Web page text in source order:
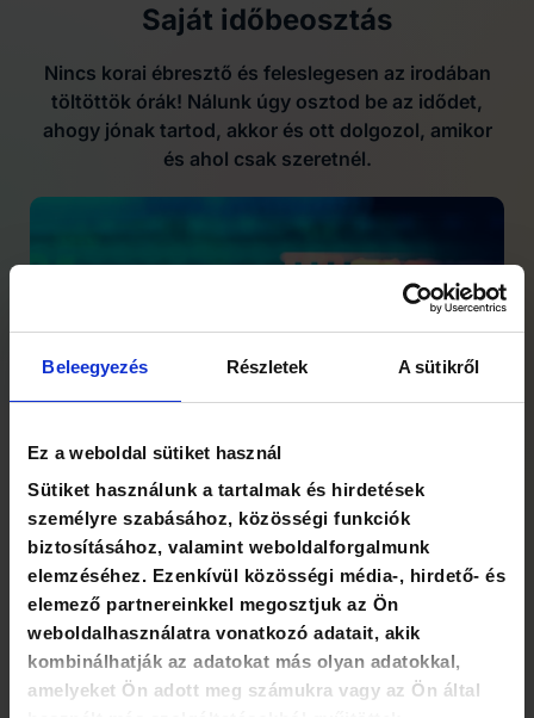
Beleegyezés Részletek A sütikről
Ez a weboldal sütiket használ
Sütiket használunk a tartalmak és hirdetések
személyre szabásához, közösségi funkciók
biztosításához, valamint weboldalforgalmunk
elemzéséhez. Ezenkívül közösségi média-, hirdető- és
elemező partnereinkkel megosztjuk az Ön
weboldalhasználatra vonatkozó adatait, akik
kombinálhatják az adatokat más olyan adatokkal,
amelyeket Ön adott meg számukra vagy az Ön által
Saját időbeosztás
Nincs korai ébresztő és feleslegesen az irodában
töltöttök órák! Nálunk úgy osztod be az idődet,
ahogy jónak tartod, akkor és ott dolgozol, amikor
és ahol csak szeretnél.